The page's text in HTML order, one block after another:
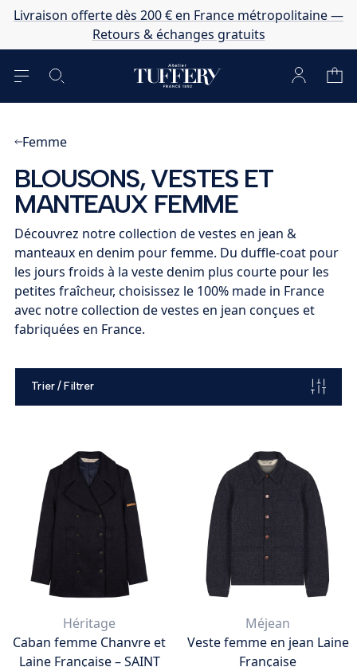
Livraison offerte dès 200 € en France métropolitaine —
Retours & échanges gratuits
Femme
BLOUSONS, VESTES ET
MANTEAUX FEMME
Découvrez notre collection de vestes en jean &
manteaux en denim pour femme. Du duffle-coat pour
les jours froids à la veste denim plus courte pour les
petites fraîcheur, choisissez le 100% made in France
avec notre collection de vestes en jean conçues et
fabriquées en France.
Trier / Filtrer
Héritage
Caban femme Chanvre et
Laine Française – SAINT
Méjean
Veste femme en jean Laine
Française